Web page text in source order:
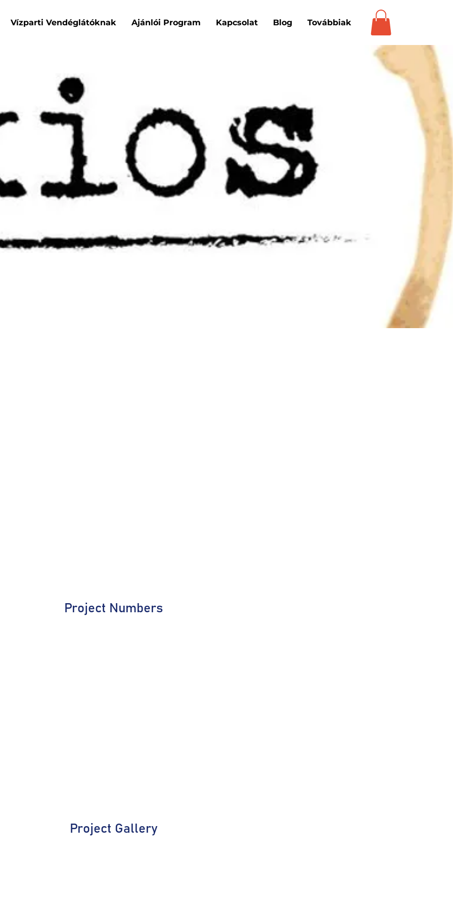
Vízparti Vendéglátóknak Ajánlói Program Kapcsolat Blog Továbbiak
Project Numbers
Project Gallery